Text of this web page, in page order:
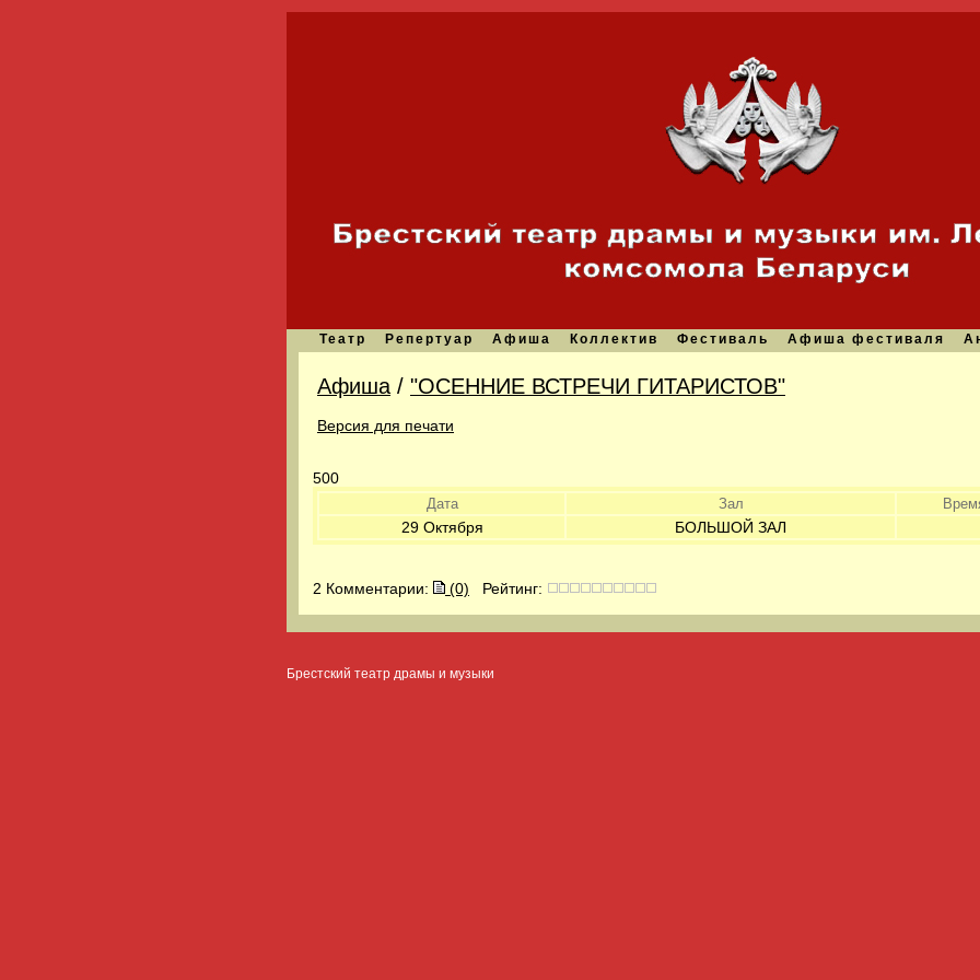
Театр Репертуар Афиша Коллектив Фестиваль Афиша фестиваля
Афиша / "ОСЕННИЕ ВСТРЕЧИ ГИТАРИСТОВ"
Версия для печати
500
Дата Зал
29 Октября БОЛЬШОЙ ЗАЛ
2 Комментарии: (0) Рейтинг:
Брестский театр драмы и музыки